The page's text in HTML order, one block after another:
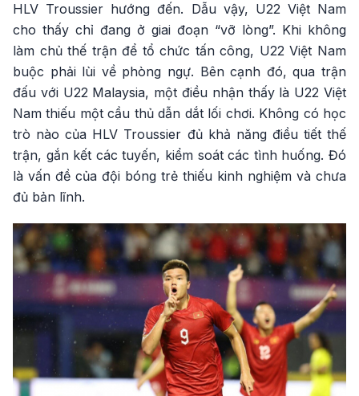
HLV Troussier hướng đến. Dẫu vậy, U22 Việt Nam
cho thấy chỉ đang ở giai đoạn “vỡ lòng”. Khi không
làm chủ thế trận để tổ chức tấn công, U22 Việt Nam
buộc phải lùi về phòng ngự. Bên cạnh đó, qua trận
đấu với U22 Malaysia, một điều nhận thấy là U22 Việt
Nam thiếu một cầu thủ dẫn dắt lối chơi. Không có học
trò nào của HLV Troussier đủ khả năng điều tiết thế
trận, gắn kết các tuyến, kiểm soát các tình huống. Đó
là vấn đề của đội bóng trẻ thiếu kinh nghiệm và chưa
đủ bản lĩnh.